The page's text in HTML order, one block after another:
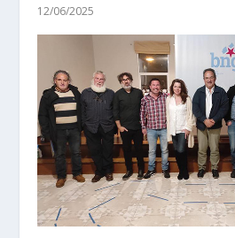
12/06/2025